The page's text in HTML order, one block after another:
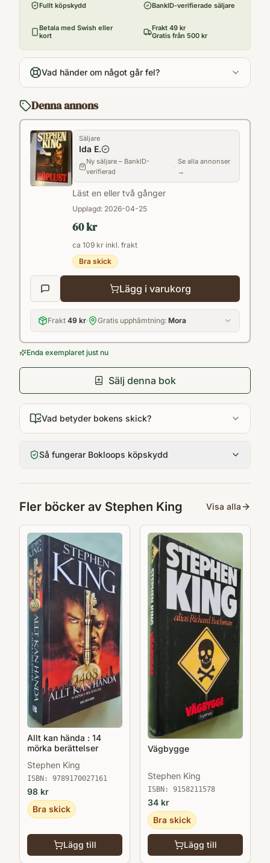
Antal sidor
728
Språk
sv
Format
Fullt köpskydd BankID-verifierade säljare
Betala med Swish eller
kort
Frakt 49 kr
Gratis från 500 kr
Vad händer om något går fel?
Denna annons
Säljare
Ida E.
Ny säljare – BankID-
verifierad
·
Se alla annonser
→
Läst en eller två gånger
Upplagd: 2026-04-25
60 kr
ca 109 kr inkl. frakt
Bra skick
Lägg i varukorg
Frakt 49 kr· Gratis upphämtning: Mora
Enda exemplaret just nu
Sälj denna bok
Vad betyder bokens skick?
Så fungerar Bokloops köpskydd
Fler böcker av Stephen King Visa alla
Allt kan hända : 14
mörka berättelser
Stephen King
ISBN: 9789170027161
98 kr
Bra skick
Lägg till
Vägbygge
Stephen King
ISBN: 9158211578
34 kr
Bra skick
Lägg till